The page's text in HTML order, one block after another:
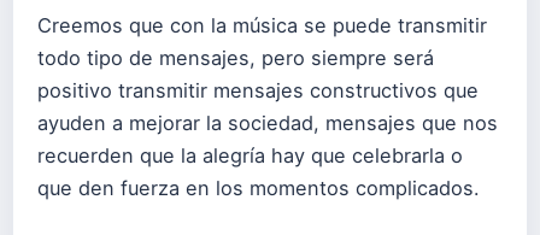
Creemos que con la música se puede transmitir
todo tipo de mensajes, pero siempre será
positivo transmitir mensajes constructivos que
ayuden a mejorar la sociedad, mensajes que nos
recuerden que la alegría hay que celebrarla o
que den fuerza en los momentos complicados.